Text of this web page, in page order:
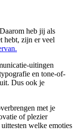
heb jij als
hebt, zijn er veel
uitingen
en tone-of-
Dus ook je
met je
of plezier
welke emoties